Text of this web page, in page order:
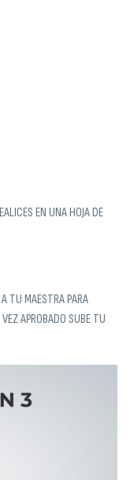
EN UNA HOJA DE
TU MAESTRA PARA
APROBADO SUBE TU